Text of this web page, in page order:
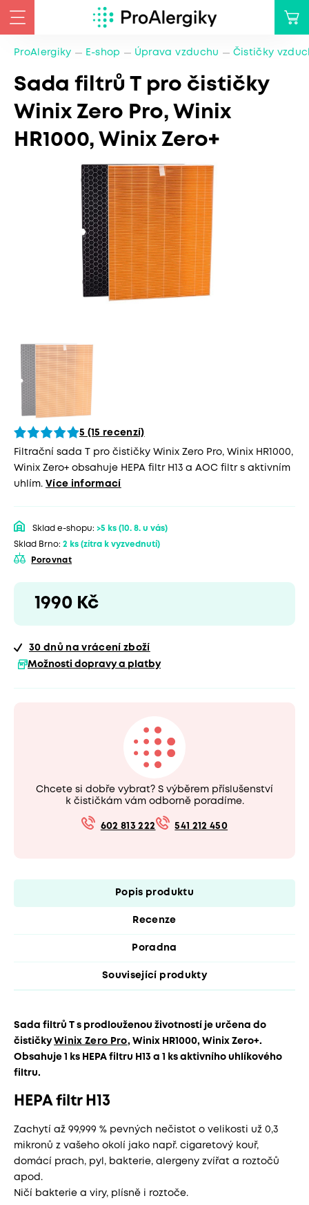
ProAlergiky E-shop Úprava vzduchu Čističky
Sada filtrů T pro čističky
Winix Zero Pro, Winix
HR1000, Winix Zero+
5 (15 recenzí)
Filtrační sada T pro čističky Winix Zero Pro, Winix HR1000,
Winix Zero+ obsahuje HEPA filtr H13 a AOC filtr s aktivním
uhlím. Více informací
Sklad e-shopu: >5 ks (10. 8. u vás)
Sklad Brno: 2 ks (zítra k vyzvednutí)
Porovnat
1990 Kč
30 dnů na vrácení zboží
Možnosti dopravy a platby
Chcete si dobře vybrat? S výběrem příslušenství
k čističkám vám odborně poradíme.
602 813 222 541 212 450
Popis produktu
Recenze
Poradna
Související produkty
Sada filtrů T s prodlouženou životností je určena do
čističkyWinix Zero Pro, Winix HR1000, Winix Zero+.
Obsahuje 1 ks HEPA filtru H13 a 1 ks aktivního uhlíkového
filtru.
HEPA filtr H13
Zachytí až 99,999 % pevných nečistot o velikosti už 0,3
mikronů z vašeho okolí jako např. cigaretový kouř,
domácí prach, pyl, bakterie, alergeny zvířat a roztočů
apod.
Ničí bakterie a viry, plísně i roztoče.